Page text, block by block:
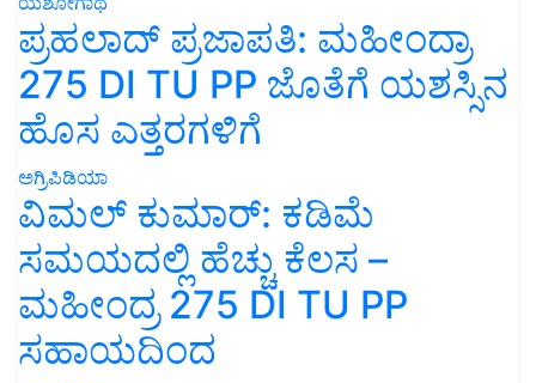
ಪ್ರಹಲಾದ್ ಪ್ರಜಾಪತಿ: ಮಹೀಂದ್ರಾ
275 DI TU PP ಜೊತೆಗೆ ಯಶಸ್ಸಿನ
ಹೊಸ ಎತ್ತರಗಳಿಗೆ
ಅಗ್ರಿಪಿಡಿಯಾ
ವಿಮಲ್ ಕುಮಾರ್: ಕಡಿಮೆ
ಸಮಯದಲ್ಲಿ ಹೆಚ್ಚು ಕೆಲಸ –
ಮಹೀಂದ್ರ 275 DI TU PP
ಸಹಾಯದಿಂದ